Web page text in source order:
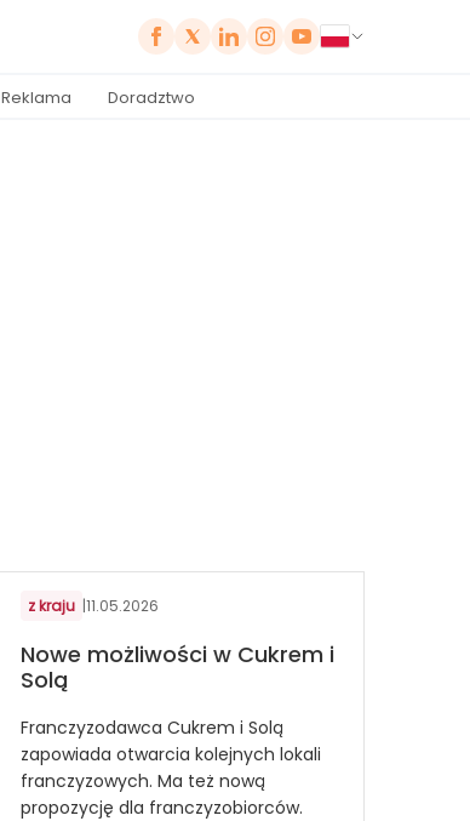
Reklama Doradztwo
z kraju |11.05.2026
Nowe możliwości w Cukrem i
Solą
Franczyzodawca Cukrem i Solą
zapowiada otwarcia kolejnych lokali
franczyzowych. Ma też nową
propozycję dla franczyzobiorców.